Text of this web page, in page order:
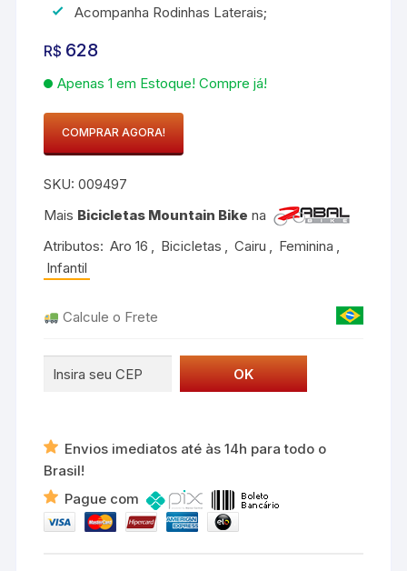
Acompanha Rodinhas Laterais;
R$ 628
Apenas 1 em Estoque! Compre já!
Feminina
Roda
Fadinha
Rosa
quantidade
COMPRAR AGORA!
SKU:009497
Mais Bicicletas Mountain Bike na
Atributos: Aro 16 , Bicicletas , Cairu , Feminina ,
Infantil
Calcule o Frete
Envios imediatos até às 14h para todo o
Brasil!
Pague com